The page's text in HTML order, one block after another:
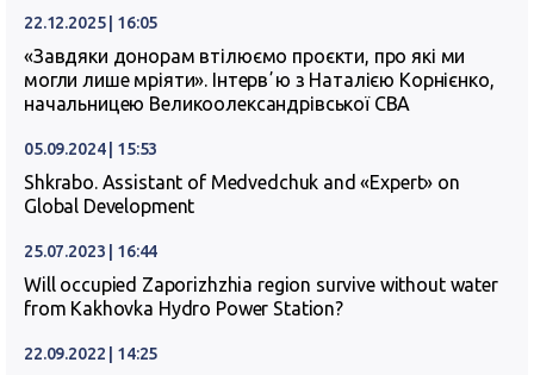
22.12.2025 | 16:05
«Завдяки донорам втілюємо проєкти, про які ми
могли лише мріяти». Інтервʼю з Наталією Корнієнко,
начальницею Великоолександрівської СВА
05.09.2024 | 15:53
Shkrabo. Assistant of Medvedchuk and «Expert» on
Global Development
25.07.2023 | 16:44
Will occupied Zaporizhzhia region survive without water
from Kakhovka Hydro Power Station?
22.09.2022 | 14:25